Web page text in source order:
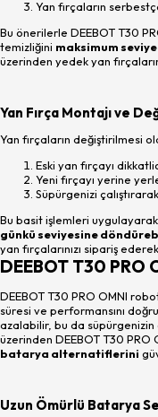
Yan fırçaların
Bu önerilerle DEEBOT T30
temizliğini maksimum
üzerinden yedek yan
Yan Fırça Montajı ve
Yan fırçaların değiştirilmesi
Eski yan fırçayı
Yeni fırçayı yerine
Süpürgenizi
Bu basit işlemleri
günkü seviyesine
yan fırçalarınızı sipariş
DEEBOT T30
DEEBOT T30 PRO OMNI
süresi ve performansını
azalabilir, bu da süpürgenizin
üzerinden DEEBOT T30 PRO
batarya alternatiflerini
Uzun Ömürlü Batarya